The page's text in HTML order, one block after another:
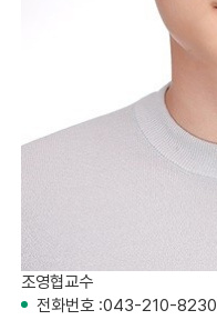
조영협교수
전화번호 :043-210-8230